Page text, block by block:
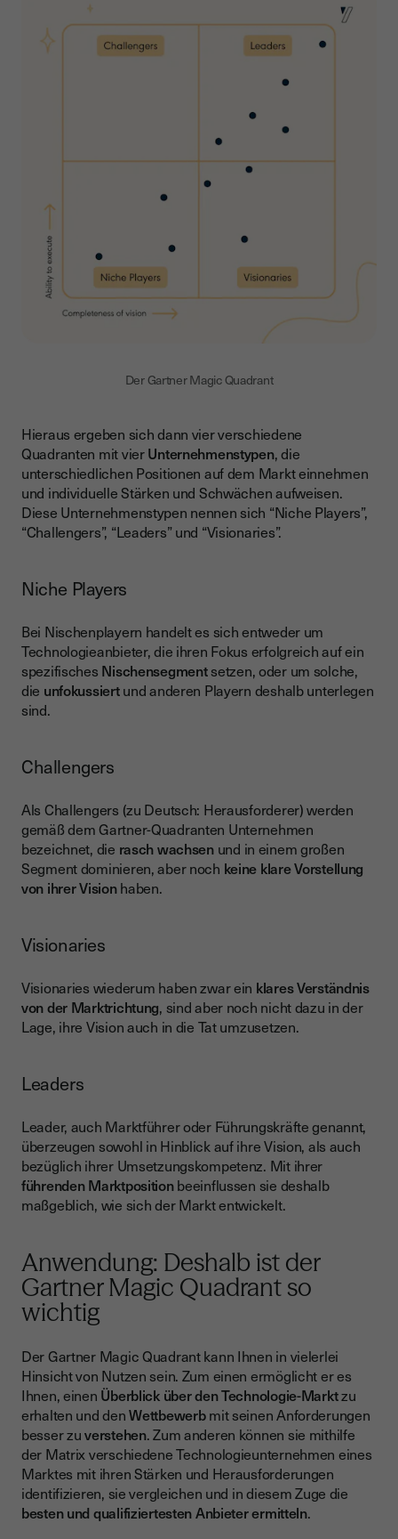
Der Gartner Magic Quadrant
Hieraus ergeben sich dann vier verschiedene
Quadranten mit vierUnternehmenstypen, die
unterschiedlichen Positionen auf dem Markt einnehmen
und individuelle Stärken und Schwächen aufweisen.
Diese Unternehmenstypen nennen sich “Niche Players”,
“Challengers”, “Leaders” und “Visionaries”.
Niche Players
Bei Nischenplayern handelt es sich entweder um
Technologieanbieter, die ihren Fokus erfolgreich auf ein
spezifisches Nischensegmentsetzen, oder um solche,
die unfokussiertund anderen Playern deshalb unterlegen
sind.
Challengers
Als Challengers (zu Deutsch: Herausforderer) werden
gemäß dem Gartner-Quadranten Unternehmen
bezeichnet, die rasch wachsenund in einem großen
Segment dominieren, aber noch keine klare Vorstellung
von ihrer Visionhaben.
Visionaries
Visionaries wiederum haben zwar ein klares Verständnis
von der Marktrichtung, sind aber noch nicht dazu in der
Lage, ihre Vision auch in die Tat umzusetzen.
Leaders
Leader, auch Marktführer oder Führungskräfte genannt,
überzeugen sowohl in Hinblick auf ihre Vision, als auch
bezüglich ihrer Umsetzungskompetenz. Mit ihrer
führenden Marktpositionbeeinflussen sie deshalb
maßgeblich, wie sich der Markt entwickelt.
Anwendung: Deshalb ist der
Gartner Magic Quadrant so
wichtig
Der Gartner Magic Quadrant kann Ihnen in vielerlei
Hinsicht von Nutzen sein. Zum einen ermöglicht er es
Ihnen, einen Überblick über den Technologie-Marktzu
erhalten und denWettbewerbmit seinen Anforderungen
besser zuverstehen. Zum anderen können sie mithilfe
der Matrix verschiedene Technologieunternehmen eines
Marktes mit ihren Stärken und Herausforderungen
identifizieren, sie vergleichen und in diesem Zuge die
besten und qualifiziertesten Anbieter ermitteln.